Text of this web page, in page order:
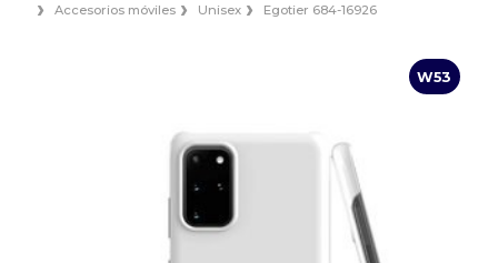
Accesorios móviles
Unisex Egotier 684-16926
W53